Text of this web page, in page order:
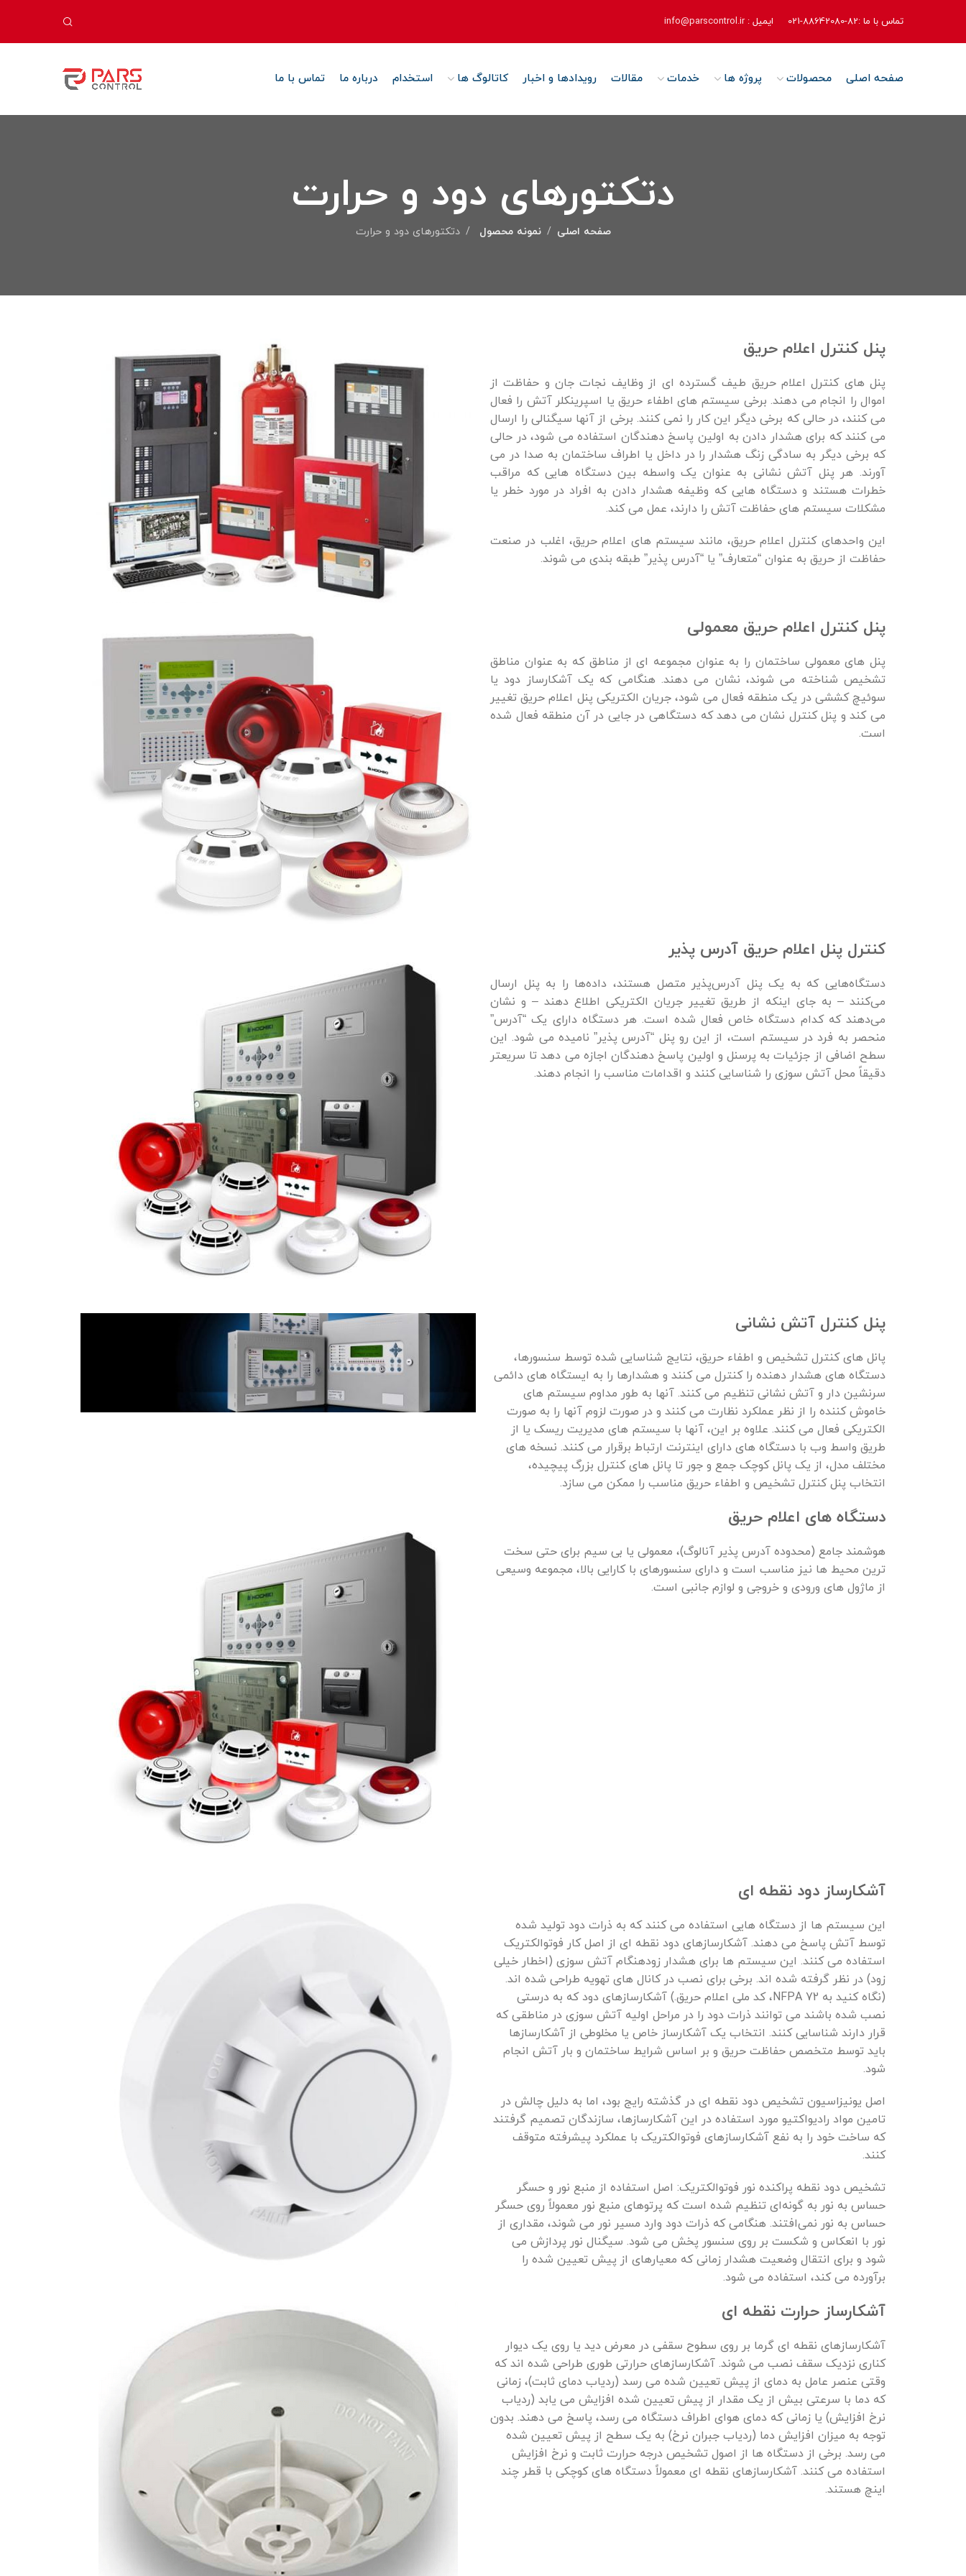
تماس با ما :82-88642080-021 ایمیل : info@parscontrol.ir
صفحه اصلی محصولات پروژه ها خدمات مقالات رویدادها و اخبار کاتالوگ ها استخدام درباره ما تماس با ما
دتکتورهای دود و حرارت
صفحه اصلی نمونه محصول دتکتورهای دود و حرارت
پنل کنترل اعلام حریق
پنل های کنترل اعلام حریق طیف گسترده ای از وظایف نجات جان و حفاظت از
اموال را انجام می دهند. برخی سیستم های اطفاء حریق یا اسپرینکلر آتش را فعال
می کنند، در حالی که برخی دیگر این کار را نمی کنند. برخی از آنها سیگنالی را ارسال
می کنند که برای هشدار دادن به اولین پاسخ دهندگان استفاده می شود، در حالی
که برخی دیگر به سادگی زنگ هشدار را در داخل یا اطراف ساختمان به صدا در می
آورند. هر پنل آتش نشانی به عنوان یک واسطه بین دستگاه هایی که مراقب
خطرات هستند و دستگاه هایی که وظیفه هشدار دادن به افراد در مورد خطر یا
مشکلات سیستم های حفاظت آتش را دارند، عمل می کند.
این واحدهای کنترل اعلام حریق، مانند سیستم های اعلام حریق، اغلب در صنعت
حفاظت از حریق به عنوان “متعارف” یا “آدرس پذیر” طبقه بندی می شوند.
پنل کنترل اعلام حریق معمولی
پنل های معمولی ساختمان را به عنوان مجموعه ای از مناطق که به عنوان مناطق
تشخیص شناخته می شوند، نشان می دهند. هنگامی که یک آشکارساز دود یا
سوئیچ کششی در یک منطقه فعال می شود، جریان الکتریکی پنل اعلام حریق تغییر
می کند و پنل کنترل نشان می دهد که دستگاهی در جایی در آن منطقه فعال شده
است.
کنترل پنل اعلام حریق آدرس پذیر
دستگاه‌هایی که به یک پنل آدرس‌پذیر متصل هستند، داده‌ها را به پنل ارسال
می‌کنند – به جای اینکه از طریق تغییر جریان الکتریکی اطلاع دهند – و نشان
می‌دهند که کدام دستگاه خاص فعال شده است. هر دستگاه دارای یک “آدرس”
منحصر به فرد در سیستم است، از این رو پنل “آدرس پذیر” نامیده می شود. این
سطح اضافی از جزئیات به پرسنل و اولین پاسخ دهندگان اجازه می دهد تا سریعتر
دقیقاً محل آتش سوزی را شناسایی کنند و اقدامات مناسب را انجام دهند.
پنل کنترل آتش نشانی
پانل های کنترل تشخیص و اطفاء حریق، نتایج شناسایی شده توسط سنسورها،
دستگاه های هشدار دهنده را کنترل می کنند و هشدارها را به ایستگاه های دائمی
سرنشین دار و آتش نشانی تنظیم می کنند. آنها به طور مداوم سیستم های
خاموش کننده را از نظر عملکرد نظارت می کنند و در صورت لزوم آنها را به صورت
الکتریکی فعال می کنند. علاوه بر این، آنها با سیستم های مدیریت ریسک یا از
طریق واسط وب با دستگاه های دارای اینترنت ارتباط برقرار می کنند. نسخه های
مختلف مدل، از یک پانل کوچک جمع و جور تا پانل های کنترل بزرگ پیچیده،
انتخاب پنل کنترل تشخیص و اطفاء حریق مناسب را ممکن می سازد.
دستگاه های اعلام حریق
هوشمند جامع (محدوده آدرس پذیر آنالوگ)، معمولی یا بی سیم برای حتی سخت
ترین محیط ها نیز مناسب است و دارای سنسورهای با کارایی بالا، مجموعه وسیعی
از ماژول های ورودی و خروجی و لوازم جانبی است.
آشکارساز دود نقطه ای
این سیستم ها از دستگاه هایی استفاده می کنند که به ذرات دود تولید شده
توسط آتش پاسخ می دهند. آشکارسازهای دود نقطه ای از اصل کار فوتوالکتریک
استفاده می کنند. این سیستم ها برای هشدار زودهنگام آتش سوزی (اخطار خیلی
زود) در نظر گرفته شده اند. برخی برای نصب در کانال های تهویه طراحی شده اند.
(نگاه کنید به NFPA 72، کد ملی اعلام حریق.) آشکارسازهای دود که به درستی
نصب شده باشند می توانند ذرات دود را در مراحل اولیه آتش سوزی در مناطقی که
قرار دارند شناسایی کنند. انتخاب یک آشکارساز خاص یا مخلوطی از آشکارسازها
باید توسط متخصص حفاظت حریق و بر اساس شرایط ساختمان و بار آتش انجام
شود.
اصل یونیزاسیون تشخیص دود نقطه ای در گذشته رایج بود، اما به دلیل چالش در
تامین مواد رادیواکتیو مورد استفاده در این آشکارسازها، سازندگان تصمیم گرفتند
که ساخت خود را به نفع آشکارسازهای فوتوالکتریک با عملکرد پیشرفته متوقف
کنند.
تشخیص دود نقطه پراکنده نور فوتوالکتریک: اصل استفاده از منبع نور و حسگر
حساس به نور به گونه‌ای تنظیم شده است که پرتوهای منبع نور معمولاً روی حسگر
حساس به نور نمی‌افتند. هنگامی که ذرات دود وارد مسیر نور می شوند، مقداری از
نور با انعکاس و شکست بر روی سنسور پخش می شود. سیگنال نور پردازش می
شود و برای انتقال وضعیت هشدار زمانی که معیارهای از پیش تعیین شده را
برآورده می کند، استفاده می شود.
آشکارساز حرارت نقطه ای
آشکارسازهای نقطه ای گرما بر روی سطوح سقفی در معرض دید یا روی یک دیوار
کناری نزدیک سقف نصب می شوند. آشکارسازهای حرارتی طوری طراحی شده اند که
وقتی عنصر عامل به دمای از پیش تعیین شده می رسد (ردیاب دمای ثابت)، زمانی
که دما با سرعتی بیش از یک مقدار از پیش تعیین شده افزایش می یابد (ردیاب
نرخ افزایش) یا زمانی که دمای هوای اطراف دستگاه می رسد، پاسخ می دهند. بدون
توجه به میزان افزایش دما (ردیاب جبران نرخ) به یک سطح از پیش تعیین شده
می رسد. برخی از دستگاه ها از اصول تشخیص درجه حرارت ثابت و نرخ افزایش
استفاده می کنند. آشکارسازهای نقطه ای معمولاً دستگاه های کوچکی با قطر چند
اینچ هستند.